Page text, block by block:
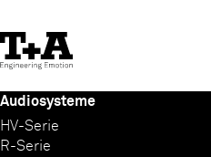
to
Content
Audiosysteme
HV-Serie
R-Serie